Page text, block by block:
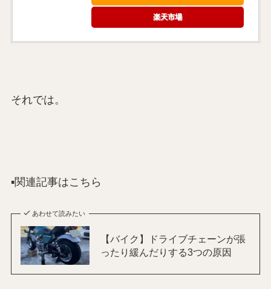
楽天市場
それでは。
▪️関連記事はこちら
あわせて読みたい
【バイク】ドライブチェーンが張
ったり緩んだりする3つの原因